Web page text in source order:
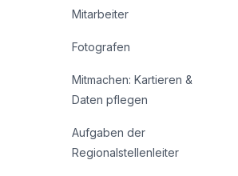
Mitarbeiter
Fotografen
Mitmachen: Kartieren &
Daten pflegen
Aufgaben der
Regionalstellenleiter